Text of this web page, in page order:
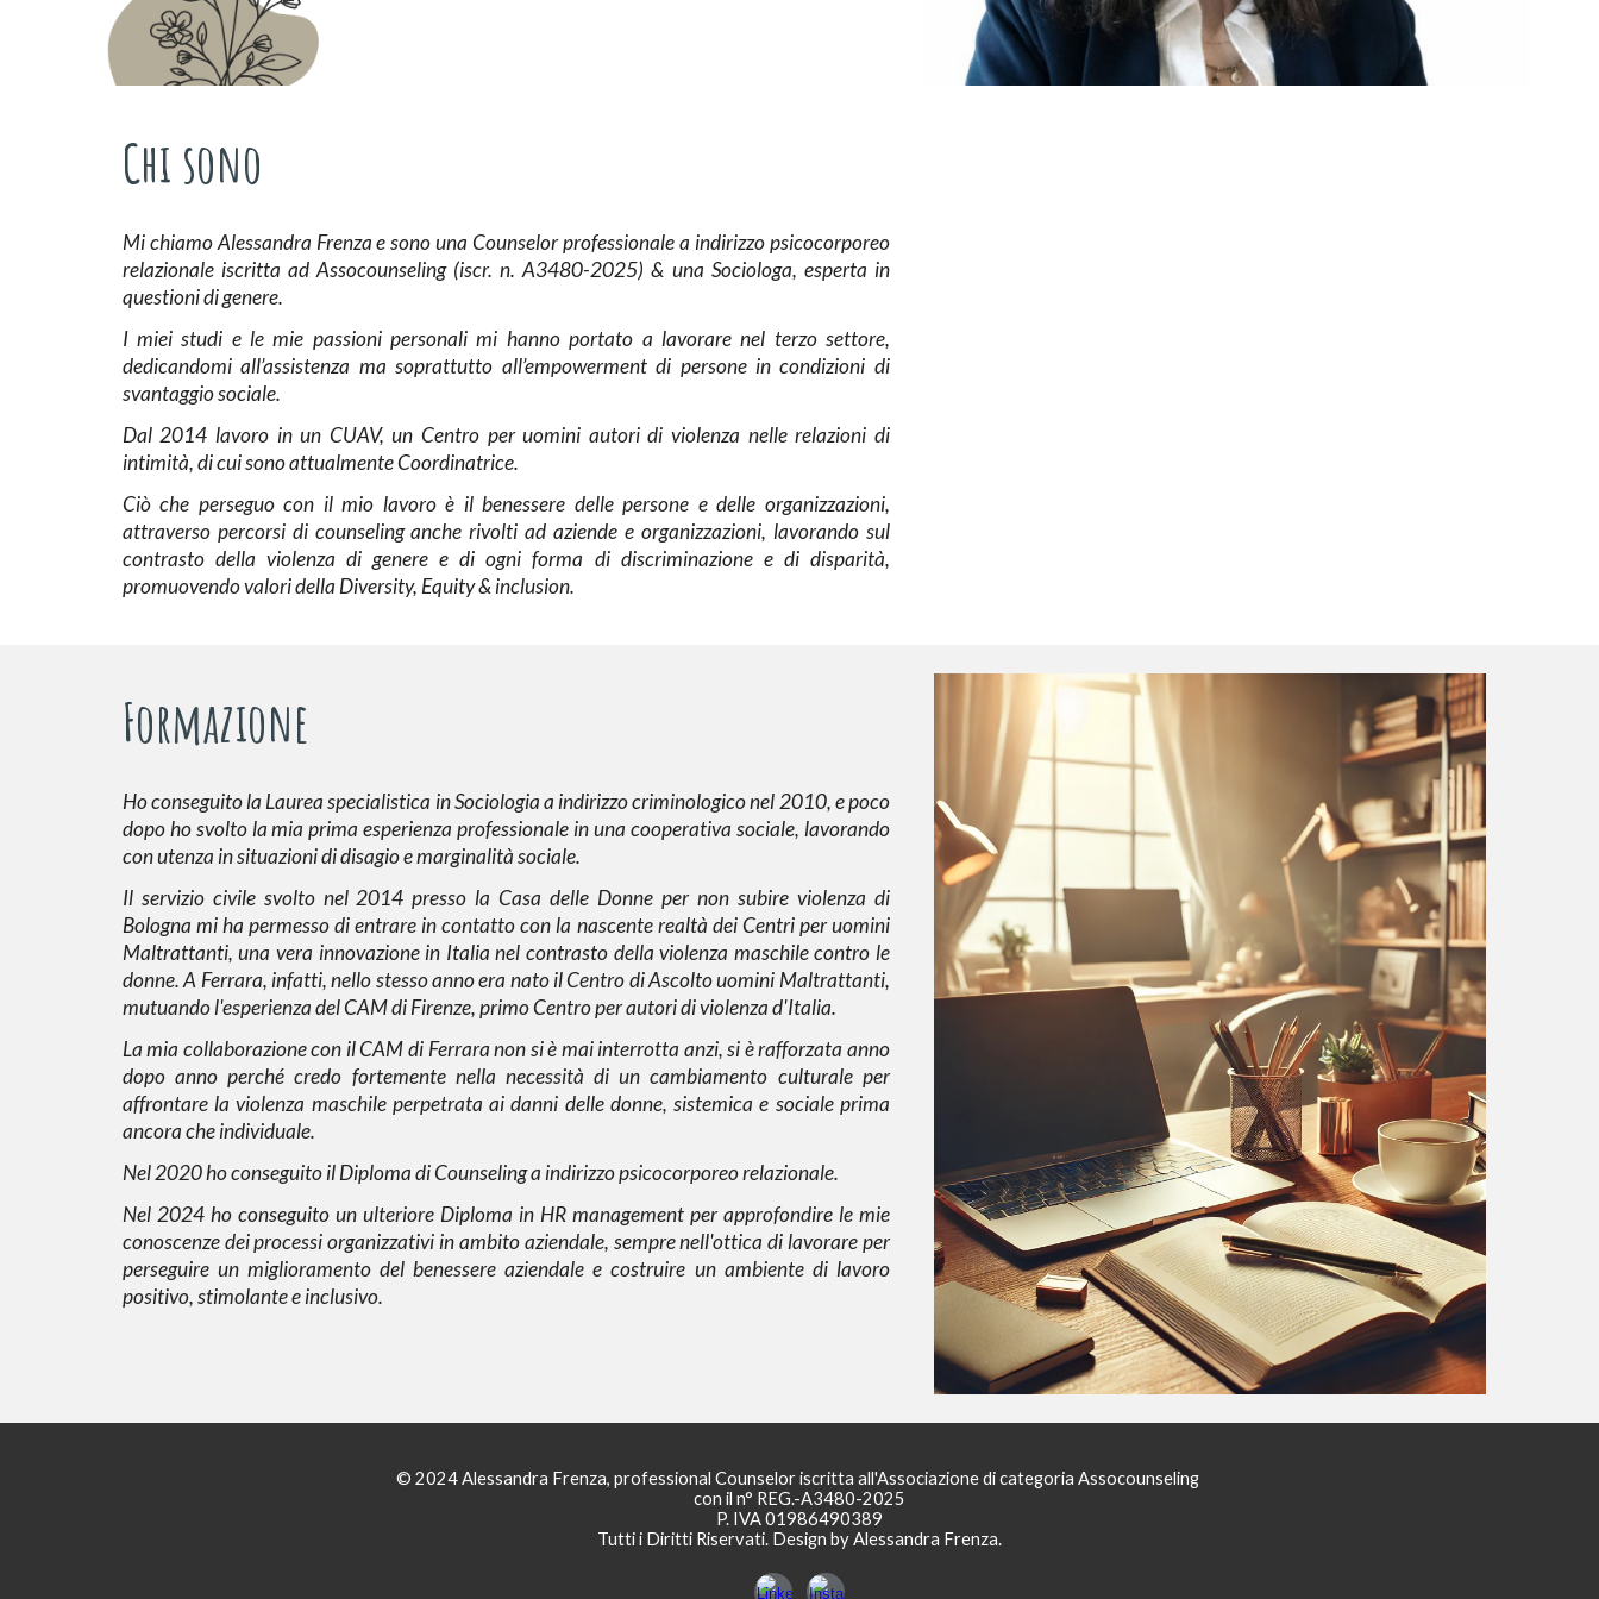
Chi sono
Mi chiamoAlessandra Frenzae sono una Counselorprofessionale a indirizzo psicocorporeo
relazionale iscritta ad Assocounseling (iscr. n. A3480-2025) & una Sociologa, esperta in
questioni di genere.
I miei studi e le mie passioni personali mi hanno portato a lavorare nel terzo settore,
dedicandomi all’assistenza ma soprattutto all’empowermentdi persone in condizioni di
svantaggio sociale.
Dal 2014 lavoro in un CUAV, un Centro per uomini autori di violenza nelle relazioni di
intimità, di cui sono attualmente Coordinatrice.
Ciò che perseguo con il mio lavoro è ilbenessere delle persone e delle organizzazioni,
attraverso percorsi di counseling anche rivolti ad aziende e organizzazioni, lavorando sul
contrasto della violenza di genere e di ogni forma di discriminazione e di disparità,
promuovendo valori della Diversity, Equity & inclusion.
Formazione
Ho conseguito la Laurea specialistica in Sociologia a indirizzo criminologiconel 2010, e poco
dopo ho svolto la mia prima esperienza professionale in una cooperativa sociale, lavorando
con utenza in situazioni di disagio e marginalità sociale.
Il servizio civile svolto nel 2014 presso laCasa delle Donne per non subire violenza di
Bologna mi ha permesso di entrare in contatto con la nascente realtà deiCentri per uomini
Maltrattanti, una vera innovazione in Italia nel contrasto della violenza maschile contro le
donne. A Ferrara, infatti, nello stesso anno era nato il Centro di Ascolto uomini Maltrattanti,
mutuando l'esperienza del CAM di Firenze, primo Centro per autori di violenza d'Italia.
La mia collaborazione con ilCAMdi Ferraranon si è mai interrotta anzi, si è rafforzata anno
dopo anno perché credo fortemente nella necessità di un cambiamento culturale per
affrontare la violenza maschile perpetrata ai danni delle donne, sistemica e sociale prima
ancora che individuale.
Nel 2020 ho conseguito ilDiploma di Counselinga indirizzo psicocorporeo relazionale.
Nel 2024 ho conseguito un ulteriore Diploma in HR managementper approfondire le mie
conoscenze dei processi organizzativi in ambito aziendale, sempre nell'ottica di lavorare per
perseguire un miglioramento del benessere aziendale e costruire un ambiente di lavoro
positivo, stimolante e inclusivo.
© 2024 Alessandra Frenza, professional Counselor iscritta all'Associazione di categoria Assocounseling
con il n° REG.-A3480-2025
P. IVA 01986490389
Tutti i Diritti Riservati. Design by Alessandra Frenza.